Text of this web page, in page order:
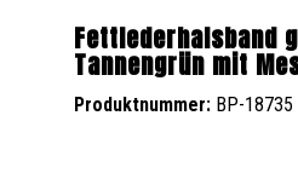
Fettlederhalsband
Tannengrün mit
Produktnummer: BP-18735